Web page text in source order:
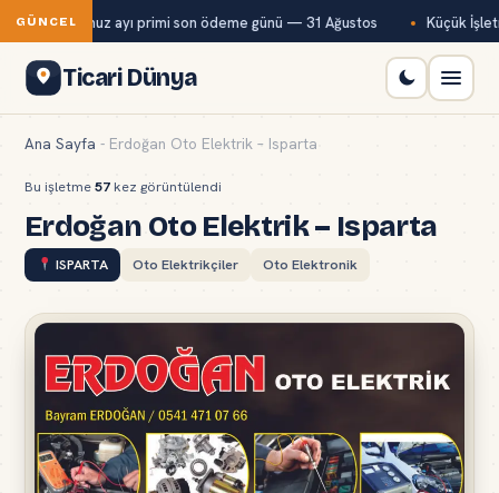
GÜNCEL
Kur temmuz ayı primi son ödeme günü — 31 Ağustos Küçük
Ticari Dünya
Ana Sayfa - Erdoğan Oto Elektrik – Isparta
Bu işletme57 kez görüntülendi
Erdoğan Oto Elektrik – Isparta
ISPARTA Oto Elektrikçiler Oto Elektronik